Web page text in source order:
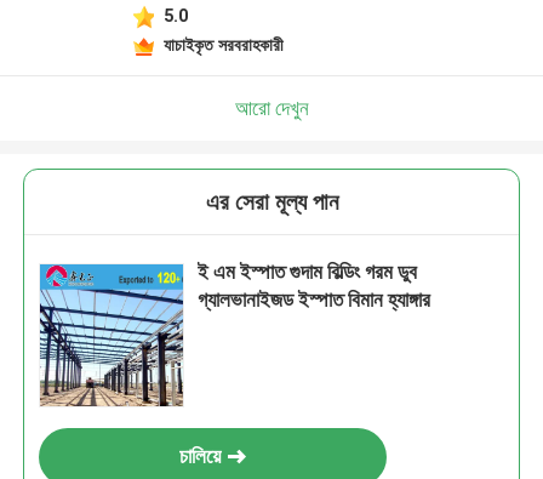
5.0
যাচাইকৃত সরবরাহকারী
আরো দেখুন
এর সেরা মূল্য পান
ই এম ইস্পাত গুদাম বিল্ডিং গরম ডুব
গ্যালভানাইজড ইস্পাত বিমান হ্যাঙ্গার
চালিয়ে